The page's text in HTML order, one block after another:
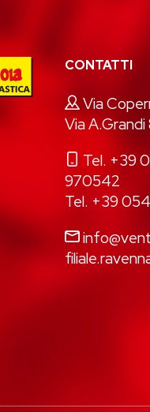
CONTATTI
Via
Via
Tel. +39
970542
Tel. +39